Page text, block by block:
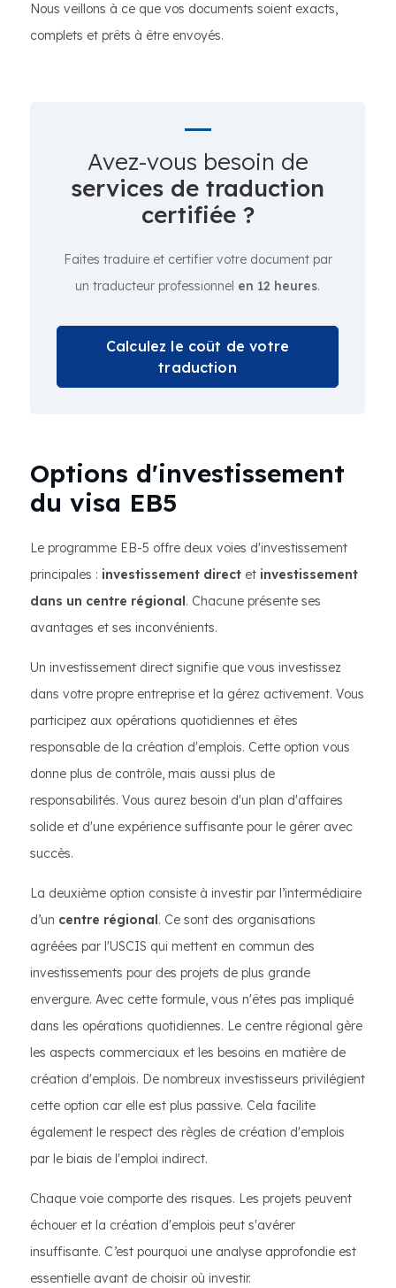
Nous veillons à ce que vos documents soient exacts,
complets et prêts à être envoyés.
Avez-vous besoin de
services de traduction
certifiée ?
Faites traduire et certifier votre document par
un traducteur professionnel en 12 heures.
Calculez le coût de votre
traduction
Options d'investissement
du visa EB5
Le programme EB-5 offre deux voies d'investissement
principales : investissement direct et investissement
dans un centre régional. Chacune présente ses
avantages et ses inconvénients.
Un investissement direct signifie que vous investissez
dans votre propre entreprise et la gérez activement. Vous
participez aux opérations quotidiennes et êtes
responsable de la création d'emplois. Cette option vous
donne plus de contrôle, mais aussi plus de
responsabilités. Vous aurez besoin d'un plan d'affaires
solide et d'une expérience suffisante pour le gérer avec
succès.
La deuxième option consiste à investir par l’intermédiaire
d’un centre régional. Ce sont des organisations
agréées par l'USCIS qui mettent en commun des
investissements pour des projets de plus grande
envergure. Avec cette formule, vous n'êtes pas impliqué
dans les opérations quotidiennes. Le centre régional gère
les aspects commerciaux et les besoins en matière de
création d'emplois. De nombreux investisseurs privilégient
cette option car elle est plus passive. Cela facilite
également le respect des règles de création d'emplois
par le biais de l'emploi indirect.
Chaque voie comporte des risques. Les projets peuvent
échouer et la création d'emplois peut s'avérer
insuffisante. C’est pourquoi une analyse approfondie est
essentielle avant de choisir où investir.